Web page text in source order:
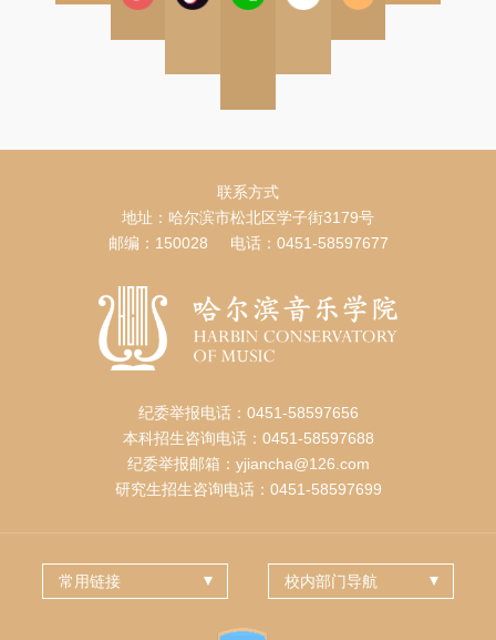
联系方式
地址：哈尔滨市松北区学子街3179号
邮编：150028 电话：0451-58597677
纪委举报电话：0451-58597656
本科招生咨询电话：0451-58597688
纪委举报邮箱：yjiancha@126.com
研究生招生咨询电话：0451-58597699
常用链接 校内部门导航